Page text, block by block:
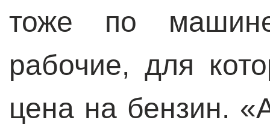
тоже по
рабочие, для
цена на бензин.